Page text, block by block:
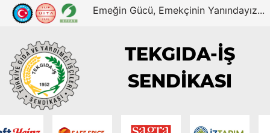
Emeğin Gücü, Emekçinin Yanındayız...
TEKGIDA-İŞ
SENDİKASI